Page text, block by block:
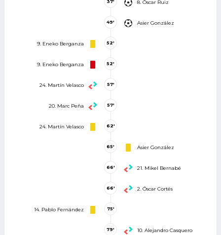
8. Óscar Ruiz
37'
Asier González
49'
9. Eneko Berganza 52'
9. Eneko Berganza 52'
24. Martín Velasco 57'
20. Marc Peña 57'
24. Martín Velasco 62'
Asier González
65'
21. Mikel Bernabé
66'
2. Óscar Cortés
66'
14. Pablo Fernández 75'
10. Alejandro Casquero
79'